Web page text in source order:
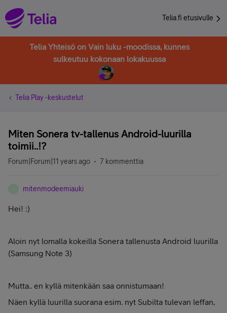
Telia.fi etusivulle
Telia Yhteisö on Vain luku -moodissa, kunnes
sulkeutuu kokonaan lokakuussa
Telia Play -keskustelut
Miten Sonera tv-tallenus Android-luurilla
toimii..!?
Forum|Forum|11 years ago 7 kommenttia
mitenmodeemiauki
Hei! :)
Aloin nyt lomalla kokeilla Sonera tallenusta Android luurilla
(Samsung Note 3)
Mutta.. en kyllä mitenkään saa onnistumaan!
Näen kyllä luurilla suorana esim. nyt Subilta tulevan leffan,